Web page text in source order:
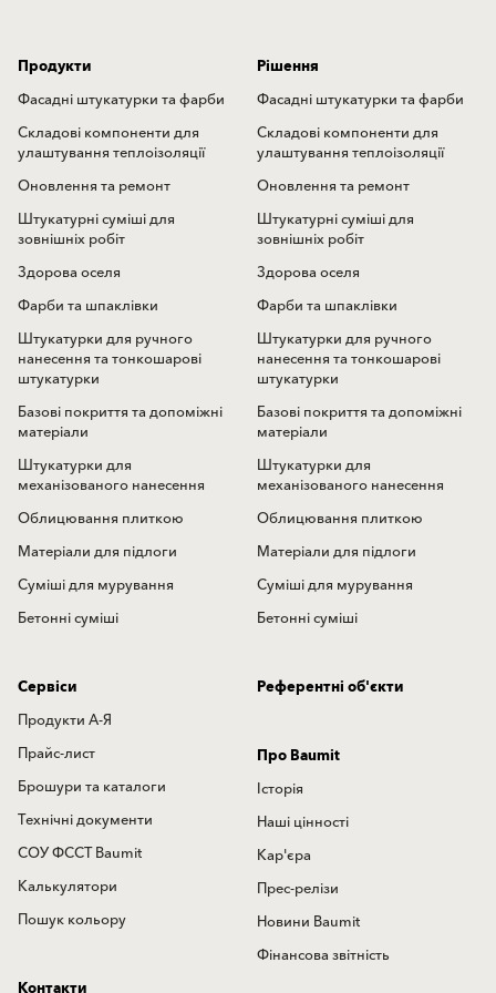
Продукти
Фасадні штукатурки та фарби
Складові компоненти для
улаштування теплоізоляції
Оновлення та ремонт
Штукатурні суміші для
зовнішніх робіт
Здорова оселя
Фарби та шпаклівки
Штукатурки для ручного
нанесення та тонкошарові
штукатурки
Базові покриття та допоміжні
матеріали
Штукатурки для
механізованого нанесення
Облицювання плиткою
Матеріали для підлоги
Суміші для мурування
Бетонні суміші
Рішення
Фасадні штукатурки та фарби
Складові компоненти для
улаштування теплоізоляції
Оновлення та ремонт
Штукатурні суміші для
зовнішніх робіт
Здорова оселя
Фарби та шпаклівки
Штукатурки для ручного
нанесення та тонкошарові
штукатурки
Базові покриття та допоміжні
матеріали
Штукатурки для
механізованого нанесення
Облицювання плиткою
Матеріали для підлоги
Суміші для мурування
Бетонні суміші
Сервіси
Продукти А-Я
Прайс-лист
Брошури та каталоги
Технічні документи
СОУ ФССТ Baumit
Калькулятори
Пошук кольору
Референтні об'єкти
Про Baumit
Історія
Наші цінності
Кар'єра
Прес-релізи
Новини Baumit
Фінансова звітність